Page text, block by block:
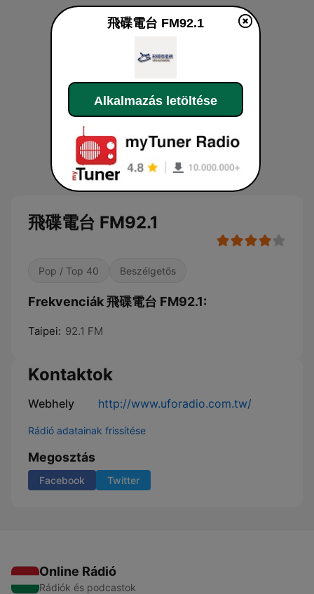
飛碟電台 FM92.1
Pop / Top 40 Beszélgetős
Frekvenciák 飛碟電台 FM92.1:
Taipei: 92.1 FM
Kontaktok
Webhely http://www.uforadio.com.tw/
Rádió adatainak frissítése
Megosztás
Facebook Twitter
Online Rádió
Rádiók és podcastok
飛碟電台 FM92.1
Alkalmazás letöltése